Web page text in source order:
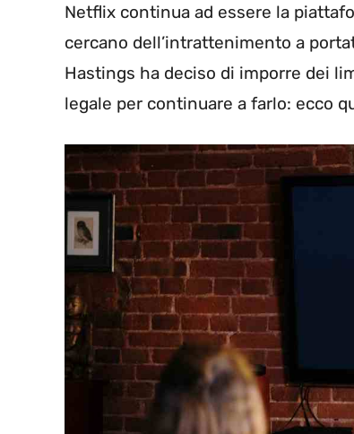
Netflix continua ad essere la
cercano dell’intrattenimento a
Hastings ha deciso di imporre dei
legale per continuare a farlo: ecco